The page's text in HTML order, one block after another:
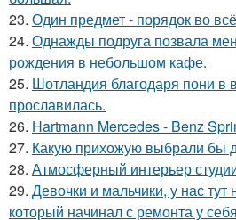
23. Один предмет - порядок во
24. Однажды подруга позвала
рождения в небольшом кафе.
25. Шотландия благодаря пони в
прославилась.
26. Hartmann Mercedes - Benz
27. Какую прихожую выбрали бы
28. Атмосферный интерьер
29. Девочки и мальчики, у нас тут
который начинал с ремонта у